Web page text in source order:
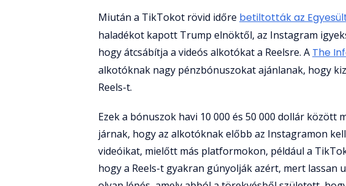
Miután a TikTokot rövid időre betiltották az
haladékot kapott Trump elnöktől, az Instagram
hogy átcsábítja a videós alkotókat a Reelsre. A The
alkotóknak nagy pénzbónuszokat ajánlanak, hogy
Reels-t.
Ezek a bónuszok havi 10 000 és 50 000 dollár között
járnak, hogy az alkotóknak előbb az Instagramon
videóikat, mielőtt más platformokon, például a
hogy a Reels-t gyakran gúnyolják azért, mert lassan